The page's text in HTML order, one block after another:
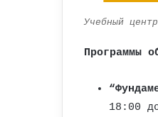
Учебный
Программы
18:00